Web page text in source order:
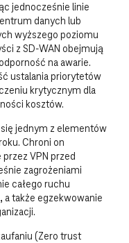
jednocześnie linie
danych lub
wyższego poziomu
z SD-WAN obejmują
na awarie.
ustalania priorytetów
krytycznym dla
kosztów.
się jednym z elementów
Chroni on
VPN przed
zagrożeniami
całego ruchu
także egzekwowanie
(Zero trust